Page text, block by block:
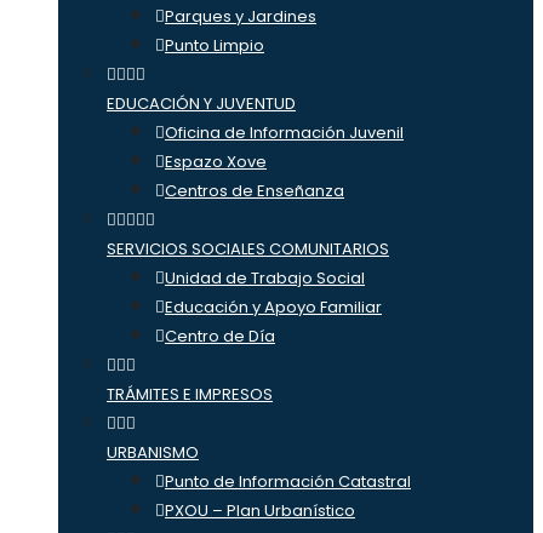
Parques y Jardines
Punto Limpio
EDUCACIÓN Y JUVENTUD
Oficina de Información Juvenil
Espazo Xove
Centros de Enseñanza
SERVICIOS SOCIALES COMUNITARIOS
Unidad de Trabajo Social
Educación y Apoyo Familiar
Centro de Día
TRÁMITES E IMPRESOS
URBANISMO
Punto de Información Catastral
PXOU – Plan Urbanístico